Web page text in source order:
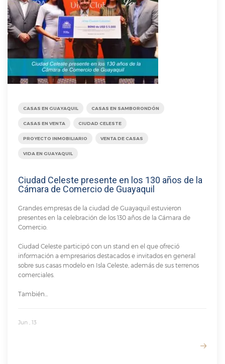
CASAS EN GUAYAQUIL CASAS EN SAMBORONDÓN
CASAS EN VENTA CIUDAD CELESTE
PROYECTO INMOBILIARIO VENTA DE CASAS
VIDA EN GUAYAQUIL
Ciudad Celeste presente en los 130 años de la
Cámara de Comercio de Guayaquil
Grandes empresas de la ciudad de Guayaquil estuvieron
presentes en la celebración de los 130 años de la Cámara de
Comercio.
Ciudad Celeste participó con un stand en el que ofreció
información a empresarios destacados e invitados en general
sobre sus casas modelo en Isla Celeste, además de sus terrenos
comerciales.
También...
Jun , 13